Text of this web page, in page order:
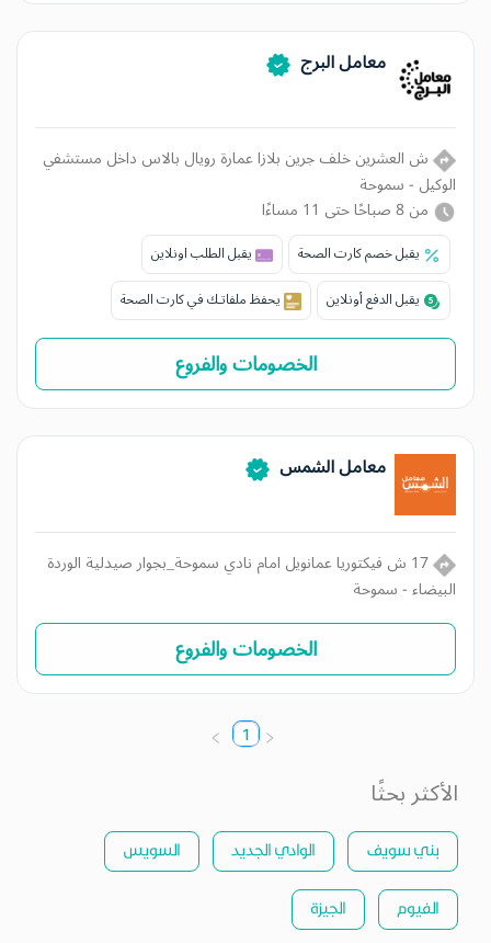
معامل البرج
ش العشرين خلف جرين بلازا عمارة رويال بالاس داخل مستشفي
الوكيل - سموحة
من 8 صباحًا حتى 11 مساءًا
يقبل خصم كارت الصحة
يقبل الطلب اونلاين
يقبل الدفع أونلاين
يحفظ ملفاتـك في كارت الصحة
الخصومات والفروع
معامل الشمس
17 ش فيكتوريا عمانويل امام نادي سموحة_بجوار صيدلية الوردة
البيضاء - سموحة
الخصومات والفروع
1
الأكثر بحثًا
بني سويف الوادي الجديد السويس
الفيوم الجيزة